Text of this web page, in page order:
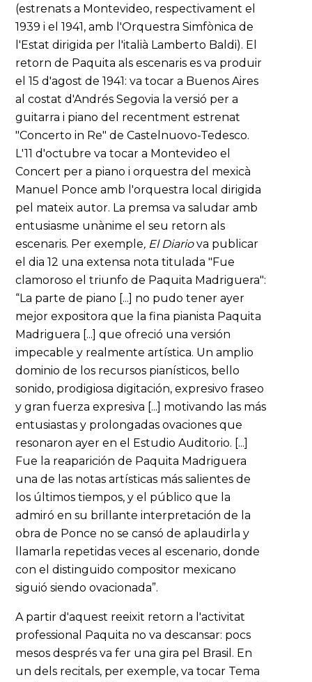
(estrenats a Montevideo, respectivament el
1939 i el 1941, amb l'Orquestra Simfònica de
l'Estat dirigida per l'italià Lamberto Baldi). El
retorn de Paquita als escenaris es va produir
el 15 d'agost de 1941: va tocar a Buenos Aires
al costat d'Andrés Segovia la versió per a
guitarra i piano del recentment estrenat
"Concerto in Re" de Castelnuovo-Tedesco.
L'11 d'octubre va tocar a Montevideo el
Concert per a piano i orquestra del mexicà
Manuel Ponce amb l'orquestra local dirigida
pel mateix autor. La premsa va saludar amb
entusiasme unànime el seu retorn als
escenaris. Per exemple, El Diariova publicar
el dia 12 una extensa nota titulada "Fue
clamoroso el triunfo de Paquita Madriguera":
“La parte de piano [...] no pudo tener ayer
mejor expositora que la fina pianista Paquita
Madriguera [...] que ofreció una versión
impecable y realmente artística. Un amplio
dominio de los recursos pianísticos, bello
sonido, prodigiosa digitación, expresivo fraseo
y gran fuerza expresiva [...] motivando las más
entusiastas y prolongadas ovaciones que
resonaron ayer en el Estudio Auditorio. [...]
Fue la reaparición de Paquita Madriguera
una de las notas artísticas más salientes de
los últimos tiempos, y el público que la
admiró en su brillante interpretación de la
obra de Ponce no se cansó de aplaudirla y
llamarla repetidas veces al escenario, donde
con el distinguido compositor mexicano
siguió siendo ovacionada”.
A partir d'aquest reeixit retorn a l'activitat
professional Paquita no va descansar: pocs
mesos després va fer una gira pel Brasil. En
un dels recitals, per exemple, va tocar Tema